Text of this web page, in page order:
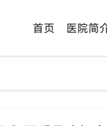
首页 医院简